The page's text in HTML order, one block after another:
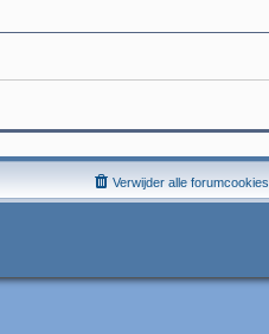
Verwijder alle forumcookies